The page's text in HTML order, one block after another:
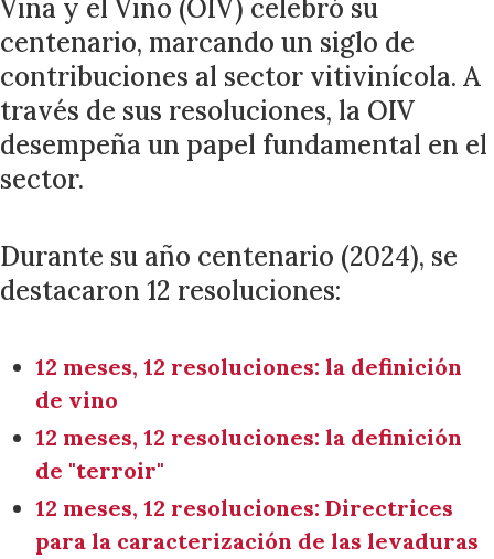
Viña y el Vino (OIV) celebró su
centenario, marcando un siglo de
contribuciones al sector vitivinícola. A
través de sus resoluciones, la OIV
desempeña un papel fundamental en el
sector.
Durante su año centenario (2024), se
destacaron 12 resoluciones:
12 meses, 12 resoluciones: la definición
de vino
12 meses, 12 resoluciones: la definición
de "terroir"
12 meses, 12 resoluciones: Directrices
para la caracterización de las levaduras